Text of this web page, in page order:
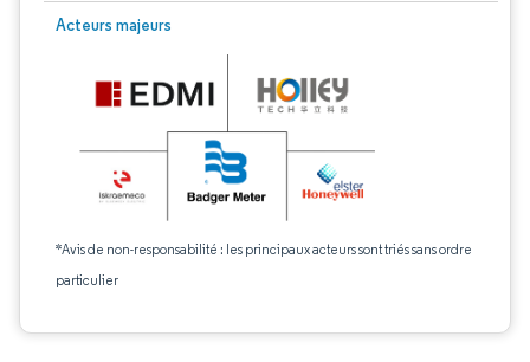
Acteurs majeurs
*Avis de non-responsabilité : les principaux acteurs sont triés sans ordre
particulier